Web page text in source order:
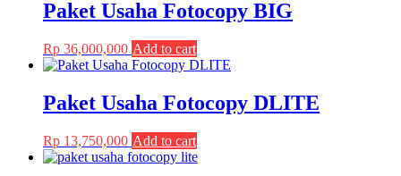
product
product
Paket Usaha Fotocopy BIG
Rp 36,000,000 Add to cart
Paket Usaha Fotocopy DLITE
Rp 13,750,000 Add to cart